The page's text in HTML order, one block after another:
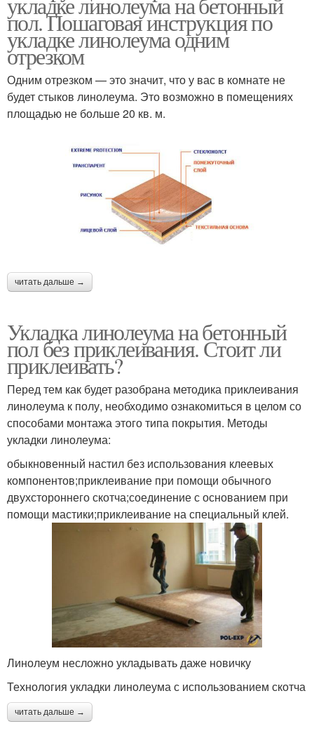
пол. Пошаговая инструкция по
укладке линолеума одним
отрезком
Одним отрезком — это значит, что у вас в комнате не
будет стыков линолеума. Это возможно в помещениях
площадью не больше 20 кв. м.
читать дальше →
Укладка линолеума на бетонный
пол без приклеивания. Стоит ли
приклеивать?
Перед тем как будет разобрана методика приклеивания
линолеума к полу, необходимо ознакомиться в целом со
способами монтажа этого типа покрытия. Методы
укладки линолеума:
обыкновенный настил без использования клеевых
компонентов;приклеивание при помощи обычного
двухстороннего скотча;соединение с основанием при
помощи мастики;приклеивание на специальный клей.
Линолеум несложно укладывать даже новичку
Технология укладки линолеума с использованием скотча
читать дальше →